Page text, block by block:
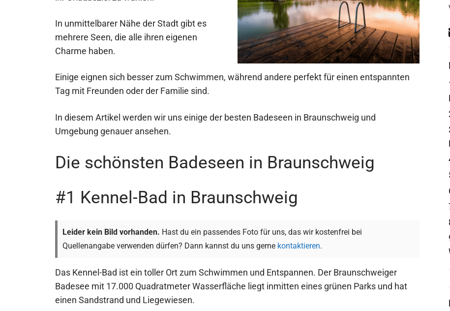
In unmittelbarer Nähe der Stadt gibt es
mehrere Seen, die alle ihren eigenen
Charme haben.
Einige eignen sich besser zum Schwimmen, während andere perfekt für einen entspannten
Tag mit Freunden oder der Familie sind.
In diesem Artikel werden wir uns einige der besten Badeseen in Braunschweig und
Umgebung genauer ansehen.
Die schönsten Badeseen in Braunschweig
#1 Kennel-Bad in Braunschweig
Leider kein Bild vorhanden. Hast du ein passendes Foto für uns, das wir kostenfrei bei
Quellenangabe verwenden dürfen? Dann kannst du uns gerne kontaktieren.
Das Kennel-Bad ist ein toller Ort zum Schwimmen und Entspannen. Der Braunschweiger
Badesee mit 17.000 Quadratmeter Wasserfläche liegt inmitten eines grünen Parks und hat
einen Sandstrand und Liegewiesen.